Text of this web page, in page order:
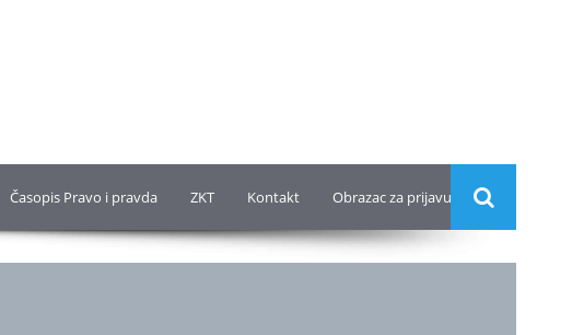
Časopis Pravo i pravda ZKT Kontakt Obrazac za prijavu